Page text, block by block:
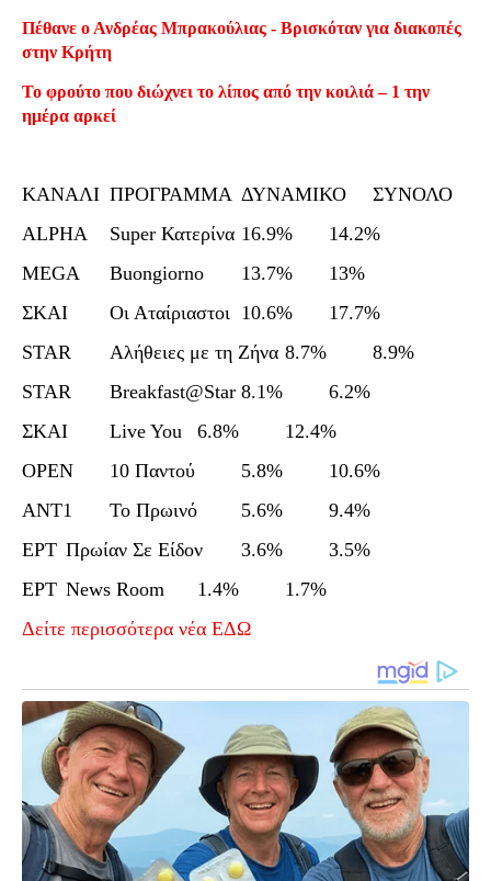
Πέθανε ο Ανδρέας Μπρακούλιας - Βρισκόταν για διακοπές
στην Κρήτη
Το φρούτο που διώχνει το λίπος από την κοιλιά – 1 την
ημέρα αρκεί
ΚΑΝΑΛΙ ΠΡΟΓΡΑΜΜΑ ΔΥΝΑΜΙΚΟ
ΣΥΝΟΛΟ
ALPHA
Super Κατερίνα 16.9%
14.2%
MEGA
Buongiorno 13.7%
13%
ΣΚΑΙ
Οι Αταίριαστοι 10.6%
17.7%
STAR
Αλήθειες με τη Ζήνα 8.7%
8.9%
STAR
Breakfast@Star 8.1%
6.2%
ΣΚΑΙ
Live You 6.8%
12.4%
OPEN
10 Παντού 5.8%
10.6%
ANT1
Το Πρωινό 5.6%
9.4%
ΕΡΤ Πρωίαν Σε Είδον 3.6%
3.5%
ΕΡΤ News Room 1.4%
1.7%
Δείτε περισσότερα νέα ΕΔΩ